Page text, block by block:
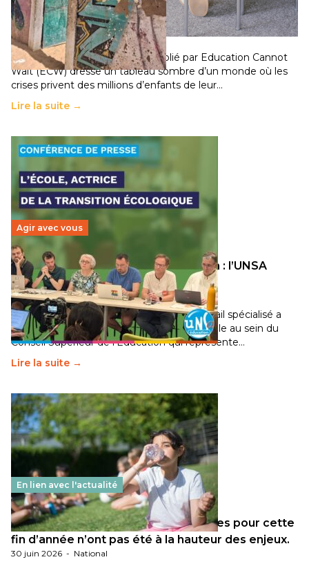
chocs climatiques et des déplacements de
population
11 juillet 2026- National
Un nouveau rapport mondial publié par Education Cannot
Wait (ECW) dresse un tableau sombre d’un monde où les
crises privent des millions d’enfants de leur…
Lire la suite →
Agir avec vous
Transition écologique de l’éducation : l’UNSA
Éducation fait bouger les lignes
30 juin 2026-National
Pendant plusieurs mois, un groupe de travail spécialisé a
travaillé sur la transition écologique de l’Ecole au sein du
Conseil Supérieur de l’Éducation qui représente…
Lire la suite →
En lien avec l'actualité
Les décisions ministérielles attendues pour cette
fin d’année n’ont pas été à la hauteur des enjeux.
30 juin 2026 - National